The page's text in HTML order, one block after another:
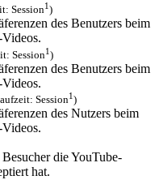
Session1)
des Benutzers beim
Session1)
des Benutzers beim
Session1)
des Nutzers beim
die YouTube-
hat.